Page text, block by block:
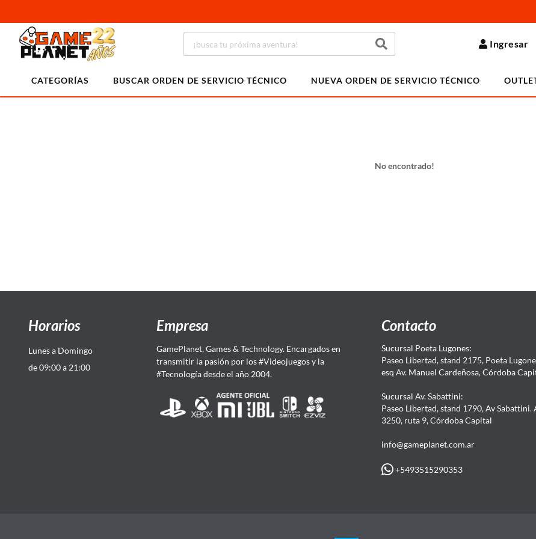
Ingresar
CATEGORÍAS BUSCAR ORDEN DE SERVICIO TÉCNICO NUEVA ORDEN DE SERVICIO TÉCNICO
No encontrado!
Horarios
Lunes a Domingo
de 09:00 a 21:00
Empresa
GamePlanet, Games & Technology. Encargados en
transmitir la pasión por los #Videojuegos y la
#Tecnología desde el año 2004.
Contacto
Sucursal Poeta Lugones:
Paseo Libertad, stand 2175, Poeta
esq Av. Manuel Cardeñosa, Córdoba
Sucursal Av. Sabattini:
Paseo Libertad, stand 1790, Av Sabattini.
3250, ruta 9, Córdoba Capital
info@gameplanet.com.ar
+5493515290353